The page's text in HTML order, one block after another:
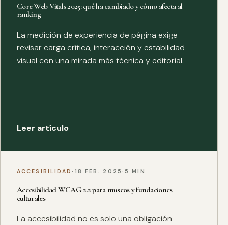
Core Web Vitals 2025: qué ha cambiado y cómo afecta al
ranking
La medición de experiencia de página exige
revisar carga crítica, interacción y estabilidad
visual con una mirada más técnica y editorial.
Leer artículo
ACCESIBILIDAD · 18 FEB. 2025 · 5 MIN
Accesibilidad WCAG 2.2 para museos y fundaciones
culturales
La accesibilidad no es solo una obligación